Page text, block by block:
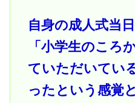
自身の成人式当
「小学生のころ
ていただいてい
ったという感覚